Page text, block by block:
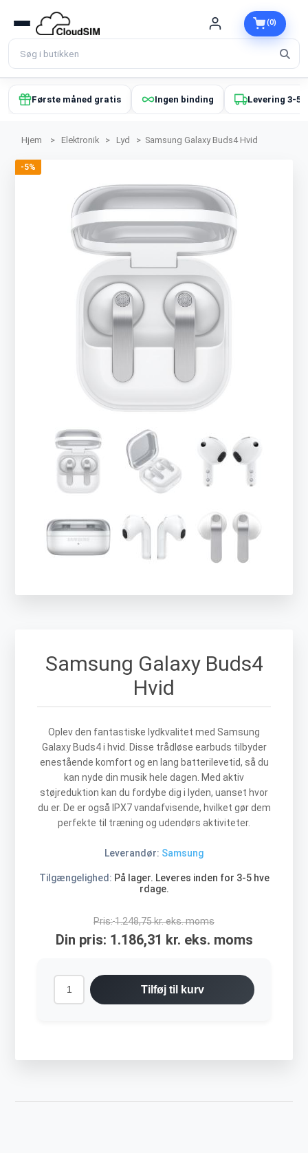
(0)
Første måned gratis Ingen binding Levering 3-5
Hjem > Elektronik > Lyd > Samsung Galaxy Buds4 Hvid
-5%
Samsung Galaxy Buds4
Hvid
Oplev den fantastiske lydkvalitet med Samsung
Galaxy Buds4 i hvid. Disse trådløse earbuds tilbyder
enestående komfort og en lang batterilevetid, så du
kan nyde din musik hele dagen. Med aktiv
støjreduktion kan du fordybe dig i lyden, uanset hvor
du er. De er også IPX7 vandafvisende, hvilket gør dem
perfekte til træning og udendørs aktiviteter.
Leverandør: Samsung
Tilgængelighed: På lager. Leveres inden for 3-5 hve
rdage.
Pris:1.248,75 kr. eks. moms
Din pris: 1.186,31 kr. eks. moms
Tilføj til kurv